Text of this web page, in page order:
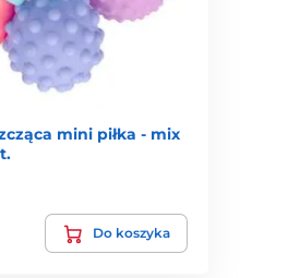
mini piłka - mix
Do koszyka